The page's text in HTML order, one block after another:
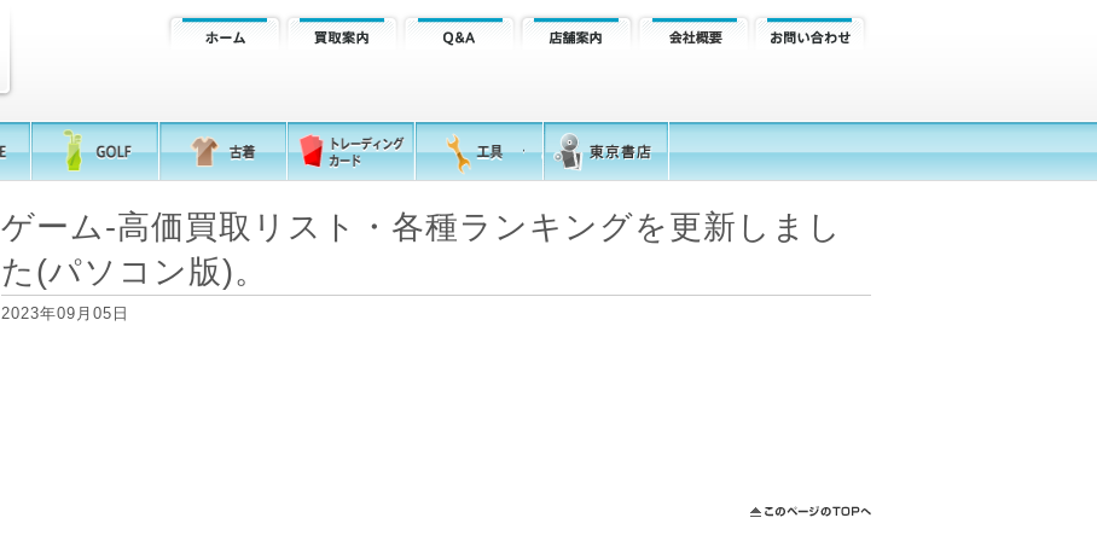
ゲーム-高価買取リスト・各種ランキングを更新しまし
た(パソコン版)。
2023年09月05日